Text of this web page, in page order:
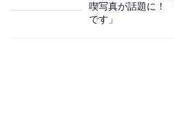
喫写真が話題に！
です」